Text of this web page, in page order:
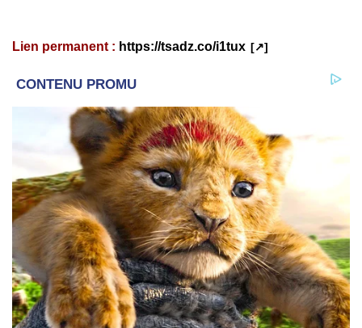
Lien permanent : https://tsadz.co/i1tux